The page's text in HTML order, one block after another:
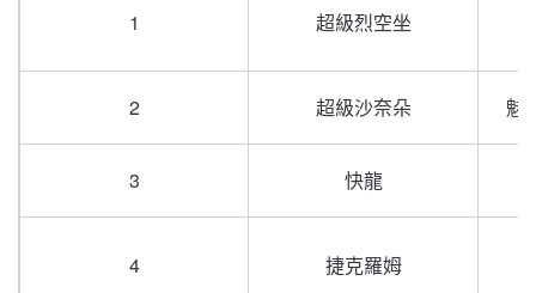
1 超級烈空坐
2 超級沙奈朵 魅
3 快龍
4 捷克羅姆